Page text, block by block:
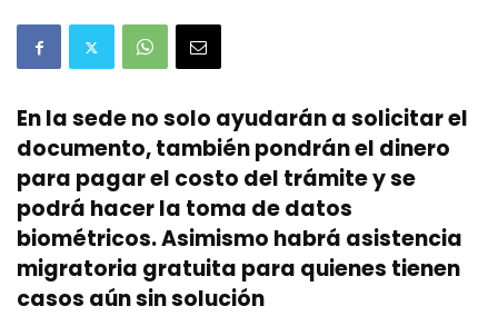
En la sede no solo ayudarán a solicitar el
documento, también pondrán el dinero
para pagar el costo del trámite y se
podrá hacer la toma de datos
biométricos. Asimismo habrá asistencia
migratoria gratuita para quienes tienen
casos aún sin solución